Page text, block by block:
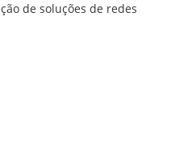
de soluções de redes